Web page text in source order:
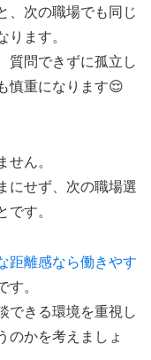
、次の職場でも同じ
ります。
質問できずに孤立し
慎重になります😌
せん。
にせず、次の職場選
です。
距離感なら働きやす
す。
できる環境を重視し
のかを考えましょ